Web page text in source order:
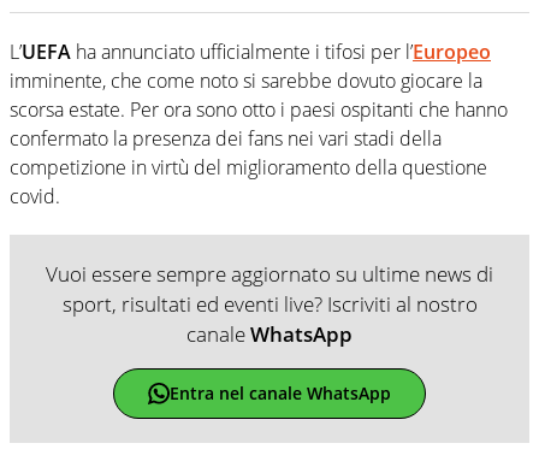
L’UEFA ha annunciato ufficialmente i tifosi per l’Europeo
imminente, che come noto si sarebbe dovuto giocare la
scorsa estate. Per ora sono otto i paesi ospitanti che hanno
confermato la presenza dei fans nei vari stadi della
competizione in virtù del miglioramento della questione
covid.
Vuoi essere sempre aggiornato su ultime news di
sport, risultati ed eventi live? Iscriviti al nostro
canaleWhatsApp
Entra nel canale WhatsApp